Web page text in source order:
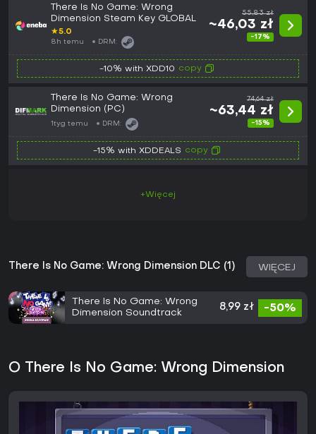
There Is No Game: Wrong
Dimension Steam Key GLOBAL
★5.0
8h temu DRM:
55,83 zł
~46,03 zł
-17%
-10% with XDD10 copy
There Is No Game: Wrong
Dimension (PC)
1tyg temu DRM:
74,64 zł
~63,44 zł
-15%
-15% with XDDEALS copy
+Więcej
There Is No Game: Wrong Dimension DLC (1) WIĘCEJ
There Is No Game: Wrong
Dimension Soundtrack
8,99 zł -50%
O There Is No Game: Wrong Dimension